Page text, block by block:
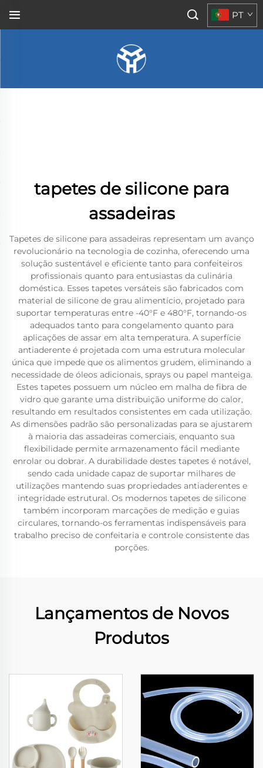
PT
tapetes de silicone para
assadeiras
Tapetes de silicone para assadeiras representam um avanço
revolucionário na tecnologia de cozinha, oferecendo uma
solução sustentável e eficiente tanto para confeiteiros
profissionais quanto para entusiastas da culinária
doméstica. Esses tapetes versáteis são fabricados com
material de silicone de grau alimentício, projetado para
suportar temperaturas entre -40°F e 480°F, tornando-os
adequados tanto para congelamento quanto para
aplicações de assar em alta temperatura. A superfície
antiaderente é projetada com uma estrutura molecular
única que impede que os alimentos grudem, eliminando a
necessidade de óleos adicionais, sprays ou papel manteiga.
Estes tapetes possuem um núcleo em malha de fibra de
vidro que garante uma distribuição uniforme do calor,
resultando em resultados consistentes em cada utilização.
As dimensões padrão são personalizadas para se ajustarem
à maioria das assadeiras comerciais, enquanto sua
flexibilidade permite armazenamento fácil mediante
enrolar ou dobrar. A durabilidade destes tapetes é notável,
sendo cada unidade capaz de suportar milhares de
utilizações mantendo suas propriedades antiaderentes e
integridade estrutural. Os modernos tapetes de silicone
também incorporam marcações de medição e guias
circulares, tornando-os ferramentas indispensáveis para
trabalho preciso de confeitaria e controle consistente das
porções.
Lançamentos de Novos
Produtos